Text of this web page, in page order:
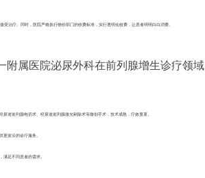
治疗。同时，医院严格执行物价部门的收费标准，实行透明化收费，让患者明明白白消费。
附属医院泌尿外科在前列腺增生诊疗领域
道前列腺电切术、经尿道前列腺激光剜除术等微创手术，技术成熟，疗效显著。
更前沿的诊疗服务。
满足不同患者的需求。